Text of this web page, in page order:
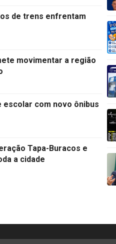
de trens enfrentam
movimentar a região
com novo ônibus
Tapa-Buracos e
a cidade